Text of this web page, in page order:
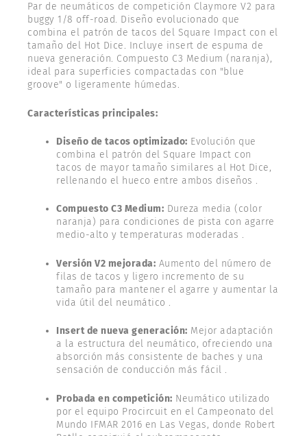
Par de neumáticos de competición Claymore V2 para
buggy 1/8 off-road. Diseño evolucionado que
combina el patrón de tacos del Square Impact con el
tamaño del Hot Dice. Incluye insert de espuma de
nueva generación. Compuesto C3 Medium (naranja),
ideal para superficies compactadas con "blue
groove" o ligeramente húmedas.
Características principales:
Diseño de tacos optimizado: Evolución que
combina el patrón del Square Impact con
tacos de mayor tamaño similares al Hot Dice,
rellenando el hueco entre ambos diseños .
Compuesto C3 Medium: Dureza media (color
naranja) para condiciones de pista con agarre
medio-alto y temperaturas moderadas .
Versión V2 mejorada: Aumento del número de
filas de tacos y ligero incremento de su
tamaño para mantener el agarre y aumentar la
vida útil del neumático .
Insert de nueva generación: Mejor adaptación
a la estructura del neumático, ofreciendo una
absorción más consistente de baches y una
sensación de conducción más fácil .
Probada en competición: Neumático utilizado
por el equipo Procircuit en el Campeonato del
Mundo IFMAR 2016 en Las Vegas, donde Robert